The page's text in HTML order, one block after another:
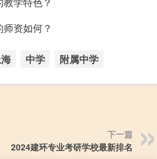
资如何？
中学 附属中学
下一篇
2024建环专业考研学校最新排名